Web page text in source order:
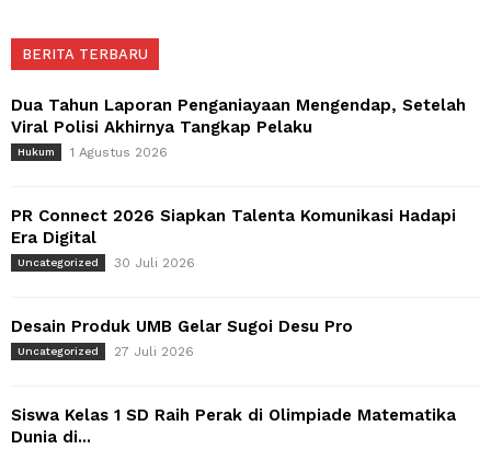
BERITA TERBARU
Dua Tahun Laporan Penganiayaan Mengendap, Setelah
Viral Polisi Akhirnya Tangkap Pelaku
Hukum 1 Agustus 2026
PR Connect 2026 Siapkan Talenta Komunikasi Hadapi
Era Digital
Uncategorized 30 Juli 2026
Desain Produk UMB Gelar Sugoi Desu Pro
Uncategorized 27 Juli 2026
Siswa Kelas 1 SD Raih Perak di Olimpiade Matematika
Dunia di...